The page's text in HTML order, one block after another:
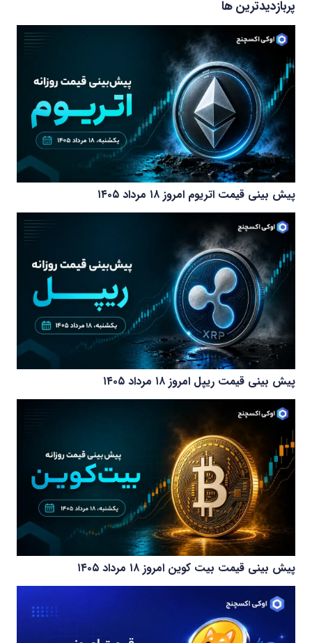
پربازدیدترین ها
پیش بینی قیمت اتریوم امروز ۱۸ مرداد ۱۴۰۵
پیش بینی قیمت ریپل امروز ۱۸ مرداد ۱۴۰۵
پیش بینی قیمت بیت کوین امروز ۱۸ مرداد ۱۴۰۵